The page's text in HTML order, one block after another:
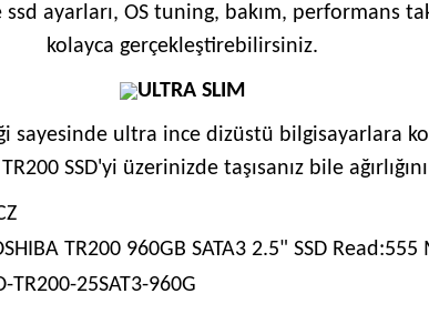
ayarları, OS tuning, bakım, performans
kolayca gerçekleştirebilirsiniz.
ULTRA SLIM
sayesinde ultra ince dizüstü bilgisayarlara
SSD'yi üzerinizde taşısanız bile
TR200 960GB SATA3 2.5" SSD
TR200-25SAT3-960G